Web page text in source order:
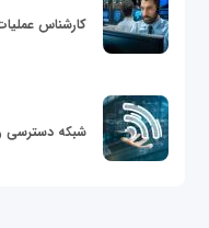
کارشناس
شبکه دسترسی